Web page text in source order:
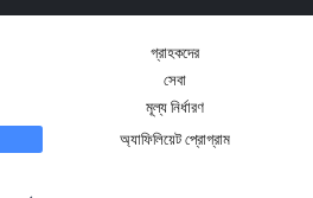
গ্রাহকদের
সেবা
মূল্য নির্ধারণ
অ্যাফিলিয়েট প্রোগ্রাম